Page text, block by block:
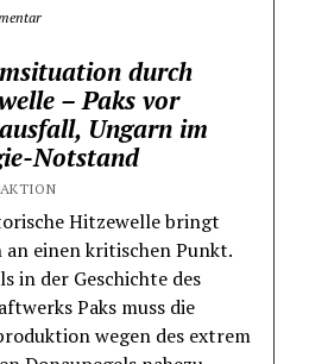
durch
– Paks vor
Ungarn im
Notstand
Hitzewelle bringt
an einen kritischen Punkt.
in der Geschichte des
Paks muss die
wegen des extrem